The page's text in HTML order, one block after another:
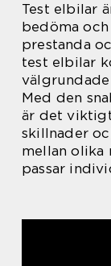
Test elbilar
bedöma
prestanda
test elbilar
Med den
är det
skillnader
mellan olika
passar